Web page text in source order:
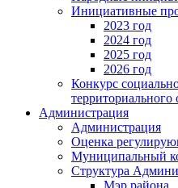
Инициативные
2023 год
2024 год
2025 год
2026 год
Конкурс
Администрация
Администрация
Оценка
Муниципальный
Структура
Мэр района